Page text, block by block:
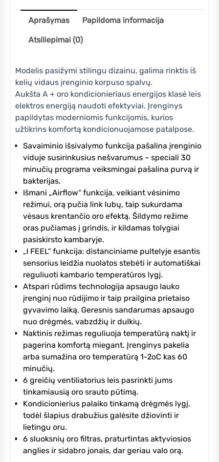
Aprašymas Papildoma informacija
Atsiliepimai (0)
Modelis pasižymi stilingu dizainu, galima rinktis iš
kelių vidaus įrenginio korpuso spalvų.
Aukšta A + oro kondicionieriaus energijos klasė leis
elektros energiją naudoti efektyviai. Įrenginys
papildytas moderniomis funkcijomis, kurios
užtikrins komfortą kondicionuojamose patalpose.
Savaiminio išsivalymo funkcija pašalina įrenginio
viduje susirinkusius nešvarumus – speciali 30
minučių programa veiksmingai pašalina purvą ir
bakterijas.
Išmani „Airflow“ funkcija, veikiant vėsinimo
režimui, orą pučia link lubų, taip sukurdama
vėsaus krentančio oro efektą. Šildymo režime
oras pučiamas į grindis, ir kildamas tolygiai
pasiskirsto kambaryje.
„I FEEL“ funkcija: distanciniame pultelyje esantis
sensorius leidžia nuolatos stebėti ir automatiškai
reguliuoti kambario temperatūros lygį.
Atspari rūdims technologija apsaugo lauko
įrenginį nuo rūdijimo ir taip prailgina prietaiso
gyvavimo laiką. Geresnis sandarumas apsaugo
nuo drėgmės, vabzdžių ir dulkių.
Naktinis režimas reguliuoja temperatūrą naktį ir
pagerina komfortą miegant. Įrenginys pakelia
arba sumažina oro temperatūrą 1-2oC kas 60
minučių.
6 greičių ventiliatorius leis pasrinkti jums
tinkamiausią oro srauto pūtimą.
Kondicionierius palaiko tinkamą drėgmės lygį,
todėl šlapius drabužius galėsite džiovinti ir
lietingu oru.
6 sluoksnių oro filtras, praturtintas aktyviosios
anglies ir sidabro jonais, dar geriau valo orą.